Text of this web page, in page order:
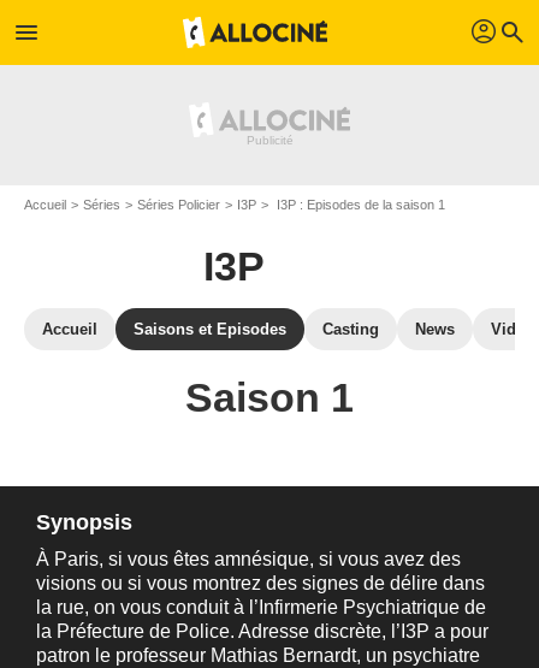
menu profil search
Accueil Séries Séries Policier I3P I3P : Episodes de la saison 1
I3P
Accueil Saisons et Episodes Casting News
Saison 1
Synopsis
À Paris, si vous êtes amnésique, si vous avez des
visions ou si vous montrez des signes de délire dans
la rue, on vous conduit à l’Infirmerie Psychiatrique de
la Préfecture de Police. Adresse discrète, l’I3P a pour
patron le professeur Mathias Bernardt, un psychiatre